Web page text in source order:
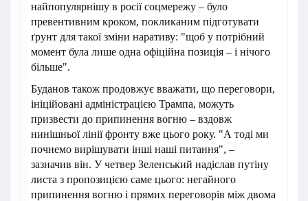
найпопулярнішу в росії соцмережу – було
превентивним кроком, покликаним підготувати
ґрунт для такої зміни наративу: "щоб у потрібний
момент була лише одна офіційна позиція – і нічого
більше".
Буданов також продовжує вважати, що переговори,
ініційовані адміністрацією Трампа, можуть
призвести до припинення вогню – вздовж
нинішньої лінії фронту вже цього року. "А тоді ми
почнемо вирішувати інші наші питання", –
зазначив він. У четвер Зеленський надіслав путіну
листа з пропозицією саме цього: негайного
припинення вогню і прямих переговорів між двома